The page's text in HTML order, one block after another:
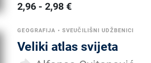
2,96 -2,98 €
GEOGRAFIJA • SVEUČILIŠNI UDŽBENICI
Veliki atlas svijeta